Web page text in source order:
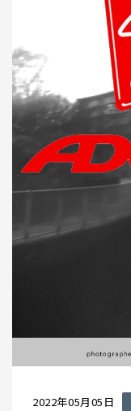
2022年05月05日